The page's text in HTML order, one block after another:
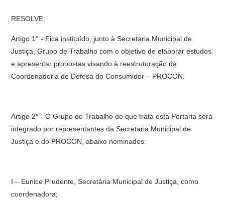
RESOLVE:
Artigo 1° - Fica instituído, junto à Secretaria Municipal de
Justiça, Grupo de Trabalho com o objetivo de elaborar estudos
e apresentar propostas visando à reestruturação da
Coordenadoria de Defesa do Consumidor – PROCON.
Artigo 2° - O Grupo de Trabalho de que trata esta Portaria será
integrado por representantes da Secretaria Municipal de
Justiça e do PROCON, abaixo nominados:
I – Eunice Prudente, Secretária Municipal de Justiça, como
coordenadora;